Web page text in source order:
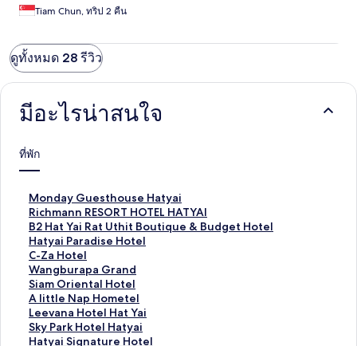
Tiam Chun, ทริป 2 คืน
ดูทั้งหมด 28 รีวิว
มีอะไรน่าสนใจ
ที่พัก
Monday Guesthouse Hatyai
ลิ
ง
ก์
ม
า
ต
ร
ฐ
า
น
สำ
Richmann RESORT HOTEL HATYAI
ลิ
ง
ก์
ม
า
ต
ร
ฐ
า
น
B2 Hat Yai Rat Uthit Boutique & Budget Hotel
ลิ
ง
ก์
ม
า
ต
ร
ฐ
า
Hatyai Paradise Hotel
ลิ
ง
ก์
ม
า
ต
ร
ฐ
C-Za Hotel
ลิ
ง
ก์
ม
า
ต
ร
Wangburapa Grand
ลิ
ง
ก์
ม
า
ต
Siam Oriental Hotel
ลิ
ง
ก์
ม
า
A little Nap Hometel
ลิ
ง
ก์
ม
Leevana Hotel Hat Yai
ลิ
ง
ก์
Sky Park Hotel Hatyai
ลิ
ง
Hatyai Signature Hotel
ลิ